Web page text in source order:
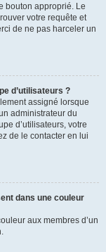
bouton approprié. Le
votre requête et
de ne pas harceler un
d’utilisateurs ?
assigné lorsque
administrateur du
d’utilisateurs, votre
de le contacter en lui
dans une couleur
aux membres d’un